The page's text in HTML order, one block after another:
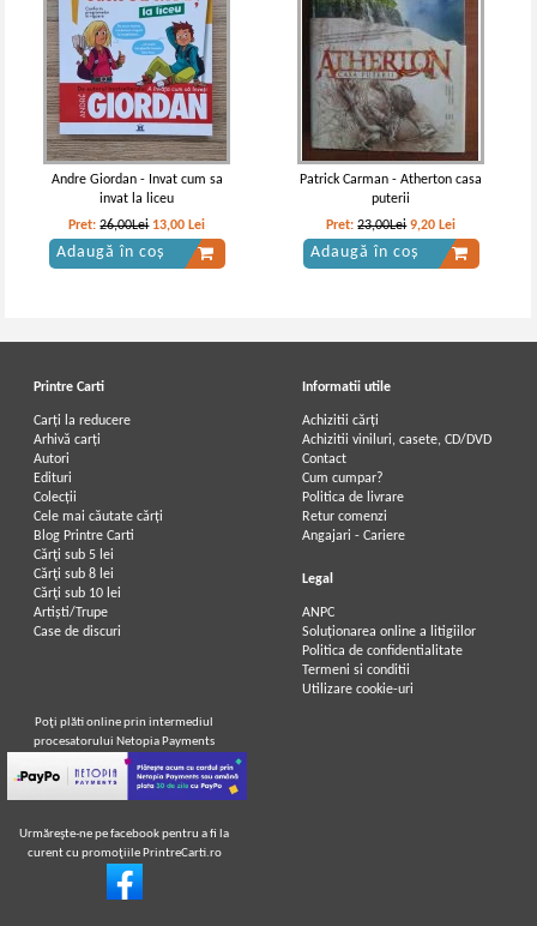
Andre Giordan - Invat cum sa
invat la liceu
Pret:26,00Lei 13,00 Lei
Adaugă în coș
Patrick Carman - Atherton casa
puterii
Pret:23,00Lei 9,20 Lei
Adaugă în coș
Printre Carti
Carți la reducere
Arhivă carți
Autori
Edituri
Colecții
Cele mai căutate cărți
Blog Printre Carti
Cărţi sub 5 lei
Cărţi sub 8 lei
Cărţi sub 10 lei
Artiști/Trupe
Case de discuri
Informatii utile
Achizitii cărți
Achizitii viniluri, casete, CD/DVD
Contact
Cum cumpar?
Politica de livrare
Retur comenzi
Angajari - Cariere
Legal
ANPC
Soluționarea online a litigiilor
Politica de confidentialitate
Termeni si conditii
Utilizare cookie-uri
Poţi plăti online prin intermediul
procesatorului Netopia Payments
Urmăreşte-ne pe facebook pentru a fi la
curent cu promoţiile PrintreCarti.ro